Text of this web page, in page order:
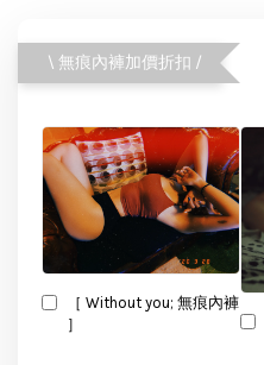
\ 無痕內褲加價折扣 /
［ Without you; 無痕內褲
］